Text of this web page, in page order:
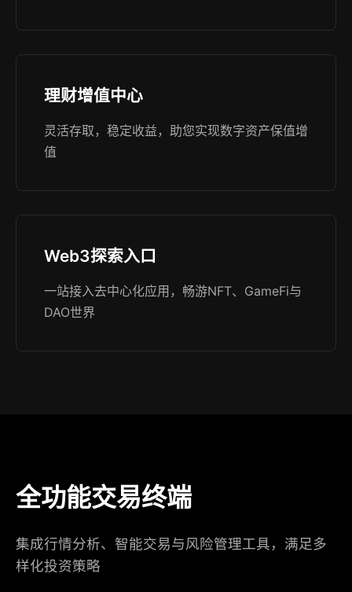
理财增值中心
灵活存取，稳定收益，助您实现数字资产保值增
值
Web3探索入口
一站接入去中心化应用，畅游NFT、GameFi与
DAO世界
全功能交易终端
集成行情分析、智能交易与风险管理工具，满足多
样化投资策略